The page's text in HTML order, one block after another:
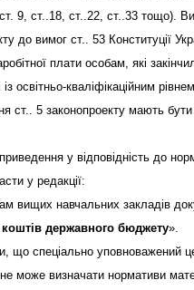
9, ст..18, ст..22, ст..33 тощо).
до вимог ст.. 53 Конституції
плати особам, які
із освітньо-кваліфікаційним рівнем.
ст.. 5 законопроекту мають бути
у відповідність до
у редакції:
вищих навчальних закладів
коштів державного бюджету».
що спеціально уповноважений
може визначати нормативи